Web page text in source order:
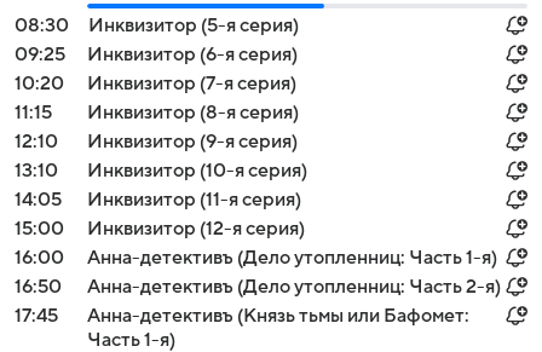
08:30
Инквизитор (5-я серия)
09:25
Инквизитор (6-я серия)
10:20
Инквизитор (7-я серия)
11:15
Инквизитор (8-я серия)
12:10
Инквизитор (9-я серия)
13:10
Инквизитор (10-я серия)
14:05
Инквизитор (11-я серия)
15:00
Инквизитор (12-я серия)
16:00
Анна-детективъ (Дело утопленниц: Часть 1-я)
16:50
Анна-детективъ (Дело утопленниц: Часть 2-я)
17:45
Анна-детективъ (Князь тьмы или Бафомет:
Часть 1-я)